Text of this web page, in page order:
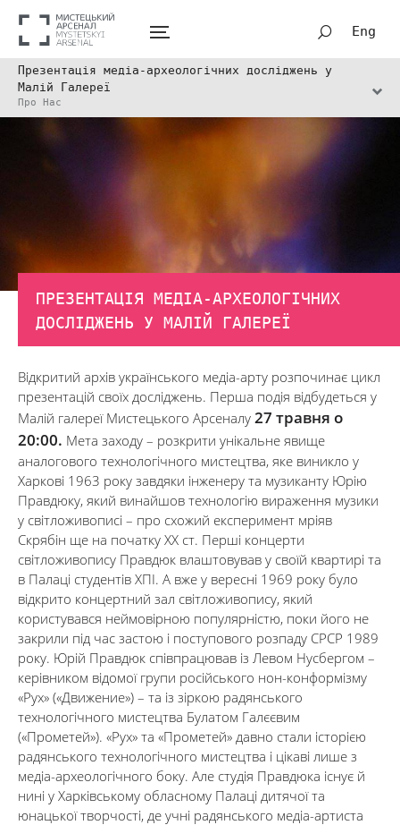
Eng
Презентація медіа-археологічних досліджень у
Малій Галереї
Про Нас
ПРЕЗЕНТАЦІЯ МЕДІА-АРХЕОЛОГІЧНИХ
ДОСЛІДЖЕНЬ У МАЛІЙ ГАЛЕРЕЇ
Відкритий архів українського медіа-арту розпочинає цикл
презентацій своїх досліджень. Перша подія відбудеться у
Малій галереї Мистецького Арсеналу 27 травня о
20:00. Мета заходу – розкрити унікальне явище
аналогового технологічного мистецтва, яке виникло у
Харкові 1963 року завдяки інженеру та музиканту Юрію
Правдюку, який винайшов технологію вираження музики
у світложивописі – про схожий експеримент мріяв
Скрябін ще на початку ХХ ст. Перші концерти
світложивопису Правдюк влаштовував у своїй квартирі та
в Палаці студентів ХПІ. А вже у вересні 1969 року було
відкрито концертний зал світложивопису, який
користувався неймовірною популярністю, поки його не
закрили під час застою і поступового розпаду СРСР 1989
року. Юрій Правдюк співпрацював із Левом Нусбергом –
керівником відомої групи російського нон-конформізму
«Рух» («Движение») – та із зіркою радянського
технологічного мистецтва Булатом Галєєвим
(«Прометей»). «Рух» та «Прометей» давно стали історією
радянського технологічного мистецтва і цікаві лише з
медіа-археологічного боку. Але студія Правдюка існує й
нині у Харківському обласному Палаці дитячої та
юнацької творчості, де учні радянського медіа-артиста